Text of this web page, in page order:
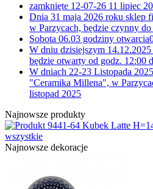
zamknięte 12-07-26 11 lipiec
Dnia 31 maja 2026 roku sklep
w Parzycach, będzie czynny
Sobota 06.03 godziny otwarcia
W dniu dzisiejszym
będzie otwarty od godz. 12:00
W dniach 22-23 Listopada
"Ceramika Millena", w
listopad 2025
Najnowsze produkty
1-64 Kubek Latte
wszystkie
Najnowsze dekoracje